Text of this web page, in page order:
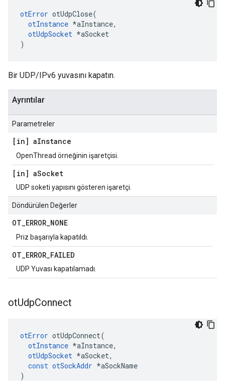
otError otUdpClose(
otInstance *aInstance,
otUdpSocket *aSocket
)
Bir UDP/IPv6 yuvasını kapatın.
Ayrıntılar
Parametreler
[in] aInstance
OpenThread örneğinin işaretçisi.
[in] aSocket
UDP soketi yapısını gösteren işaretçi.
Döndürülen Değerler
OT_ERROR_NONE
Priz başarıyla kapatıldı.
OT_ERROR_FAILED
UDP Yuvası kapatılamadı.
otUdpConnect
otError otUdpConnect(
otInstance *aInstance,
otUdpSocket *aSocket,
const otSockAddr *aSockName
)